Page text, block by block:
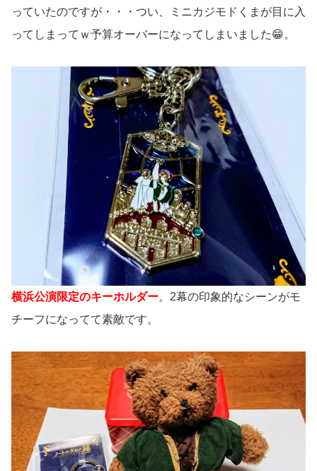
っていたのですが・・・つい、ミニカジモドくまが目に入
ってしまってｗ予算オーバーになってしまいました😁。
横浜公演限定のキーホルダー。2幕の印象的なシーンがモ
チーフになってて素敵です。